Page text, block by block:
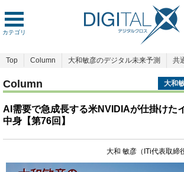
カテゴリ
Top Column 大和敏彦のデジタル未来予測 共
Column 大和
AI需要で急成長する米NVIDIAが仕掛けた
中身【第76回】
大和 敏彦（ITi代表取締